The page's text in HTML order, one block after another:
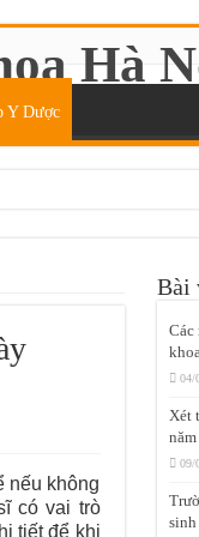
Y Dược
nếu không
có vai trò
tiết để khi
Bài
Các
04/
Xét
09/